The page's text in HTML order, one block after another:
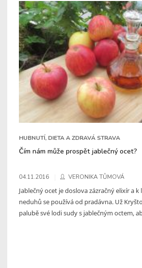
HUBNUTÍ, DIETA A ZDRAVÁ STRAVA
Čím nám může prospět jablečný ocet?
04.11.2016 VERONIKA TŮMOVÁ
Jablečný ocet je doslova zázračný elixír a k
neduhů se používá od pradávna. Už
palubě své lodi sudy s jablečným octem,